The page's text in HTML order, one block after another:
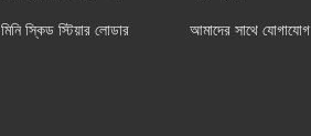
মিনি স্কিড স্টিয়ার লোডার আমাদের সাথে যোগাযোগ